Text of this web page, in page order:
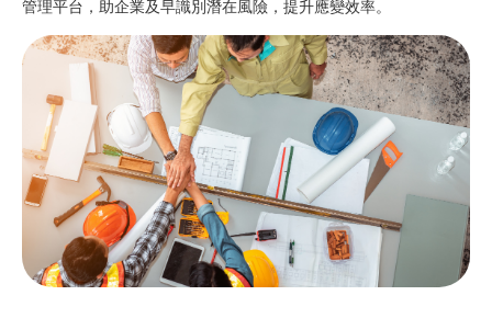
管理平台，助企業及早識別潛在風險，提升應變效率。